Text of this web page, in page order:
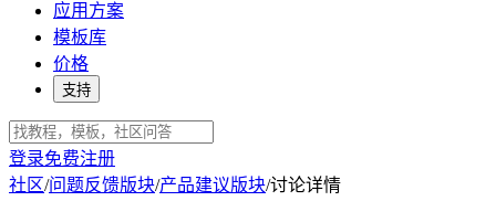
应用方案
模板库
价格
支持
登录免费注册
社区/问题反馈版块/产品建议版块/讨论详情